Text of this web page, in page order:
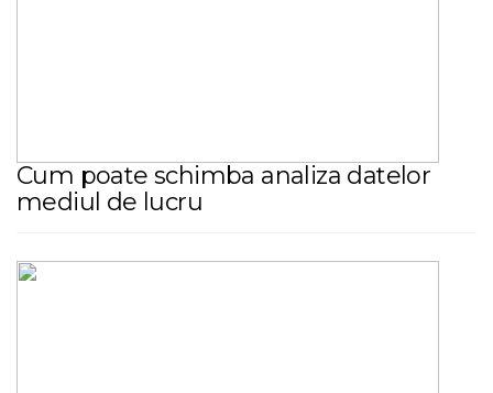
Cum poate schimba analiza datelor
mediul de lucru